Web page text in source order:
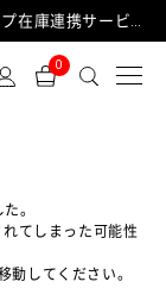
完売でもリアルショップ在庫が買える「ショップ在庫連携サービス」が日中もご利用可能になりました！
0
。
てしまった可能性
動してください。